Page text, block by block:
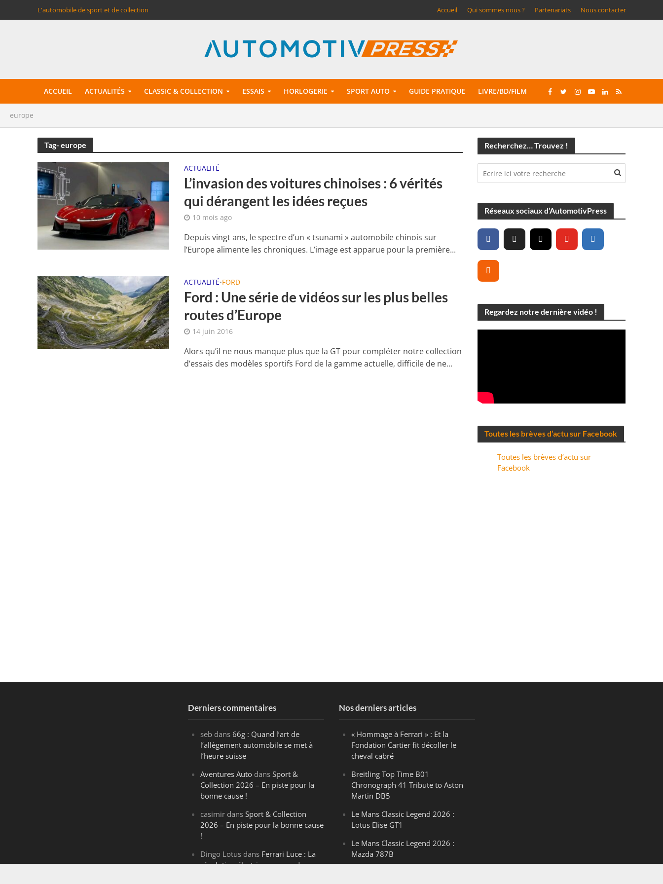
L'automobile de sport et de collection Accueil Qui sommes nous ? Partenariats Nous contacter
ACCUEIL ACTUALITÉS CLASSIC & COLLECTION ESSAIS HORLOGERIE SPORT AUTO GUIDE PRATIQUE LIVRE/BD/FILM
europe
Tag- europe
ACTUALITÉ
L’invasion des voitures chinoises : 6 vérités
qui dérangent les idées reçues
10 mois ago
Depuis vingt ans, le spectre d’un « tsunami » automobile chinois sur
l’Europe alimente les chroniques. L’image est apparue pour la première...
ACTUALITÉ•FORD
Ford : Une série de vidéos sur les plus belles
routes d’Europe
14 juin 2016
Alors qu’il ne nous manque plus que la GT pour compléter notre collection
d’essais des modèles sportifs Ford de la gamme actuelle, difficile de ne...
Recherchez… Trouvez !
Réseaux sociaux d’AutomotivPress
Regardez notre dernière vidéo !
Toutes les brèves d’actu sur Facebook
Toutes les brèves d’actu sur
Facebook
Derniers commentaires
seb dans66g : Quand l’art de
l’allègement automobile se met à
l’heure suisse
Aventures Auto dansSport &
Collection 2026 – En piste pour la
bonne cause !
casimir dansSport & Collection
2026 – En piste pour la bonne cause
!
Dingo Lotus dans Ferrari Luce : La
révolution électrique venue de
Nos derniers articles
« Hommage à Ferrari » : Et la
Fondation Cartier fit décoller le
cheval cabré
Breitling Top Time B01
Chronograph 41 Tribute to Aston
Martin DB5
Le Mans Classic Legend 2026 :
Lotus Elise GT1
Le Mans Classic Legend 2026 :
Mazda 787B